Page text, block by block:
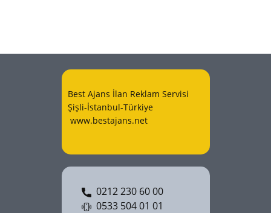
Best Ajans İlan Reklam Servisi
Şişli-İstanbul-Türkiye
www.bestajans.net
0212 230 60 00
0533 504 01 01